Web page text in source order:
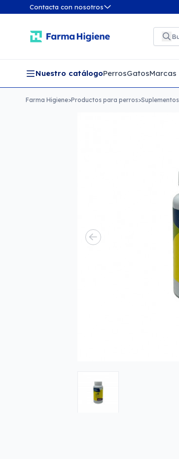
Contacta con nosotros
Nuestro catálogoPerrosGatosMarcas
Farma Higiene>Productos para perros>